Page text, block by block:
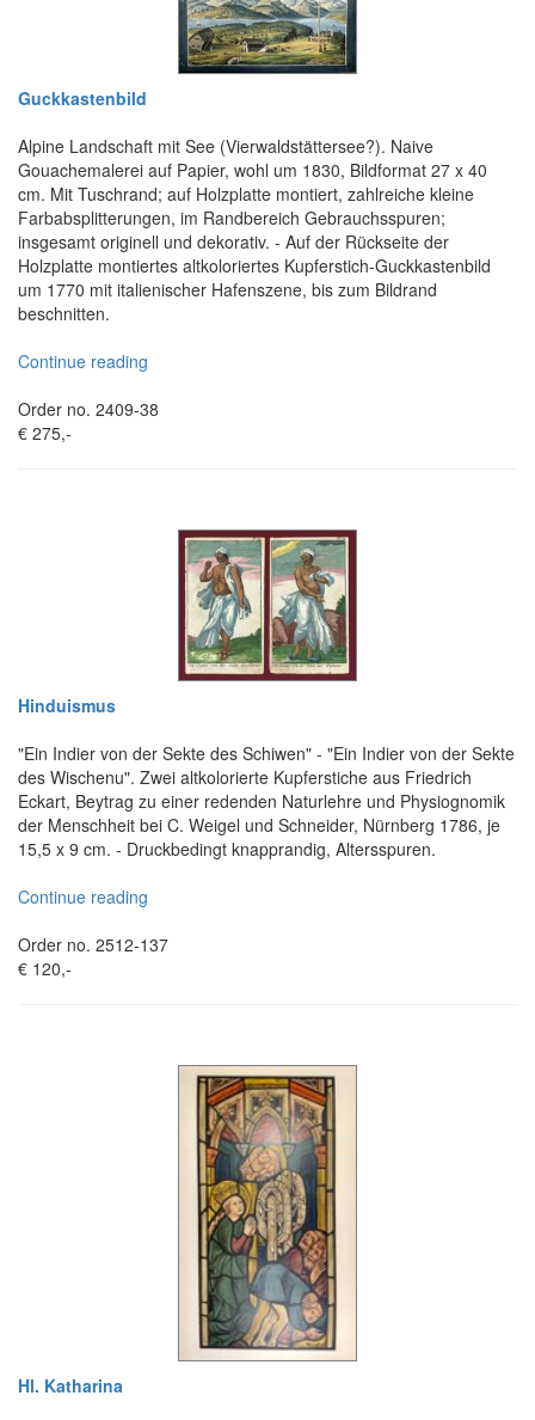
Guckkastenbild
Alpine Landschaft mit See (Vierwaldstättersee?). Naive
Gouachemalerei auf Papier, wohl um 1830, Bildformat 27 x 40
cm. Mit Tuschrand; auf Holzplatte montiert, zahlreiche kleine
Farbabsplitterungen, im Randbereich Gebrauchsspuren;
insgesamt originell und dekorativ. - Auf der Rückseite der
Holzplatte montiertes altkoloriertes Kupferstich-Guckkastenbild
um 1770 mit italienischer Hafenszene, bis zum Bildrand
beschnitten.
Continue reading
Order no. 2409-38
€ 275,-
Hinduismus
"Ein Indier von der Sekte des Schiwen" - "Ein Indier von der Sekte
des Wischenu". Zwei altkolorierte Kupferstiche aus Friedrich
Eckart, Beytrag zu einer redenden Naturlehre und Physiognomik
der Menschheit bei C. Weigel und Schneider, Nürnberg 1786, je
15,5 x 9 cm. - Druckbedingt knapprandig, Altersspuren.
Continue reading
Order no. 2512-137
€ 120,-
Hl. Katharina